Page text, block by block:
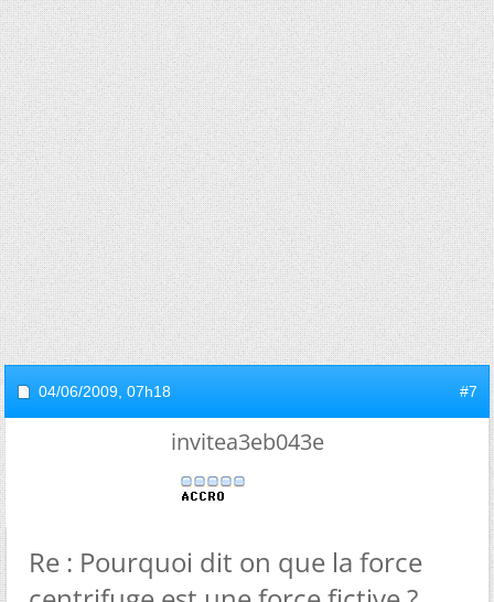
04/06/2009, 07h18 #7
invitea3eb043e
Re : Pourquoi dit on que la force